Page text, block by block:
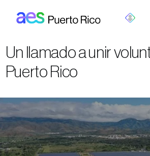
Un llamado a unir
Puerto Rico